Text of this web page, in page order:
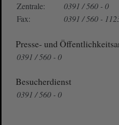
Zentrale:
0391 / 560 - 0
Fax:
0391 / 560 -
Presse- und
0391 / 560 - 0
Besucherdienst
0391 / 560 - 0